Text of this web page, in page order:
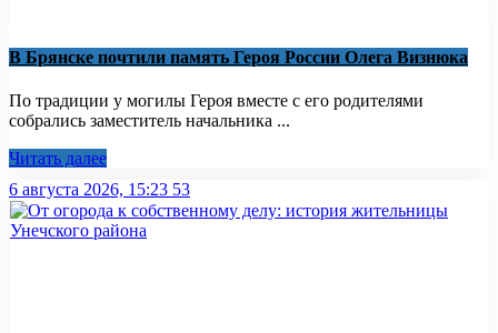
В Брянске почтили память Героя России Олега Визнюка
По традиции у могилы Героя вместе с его родителями
собрались заместитель начальника ...
Читать далее
6 августа 2026, 15:23 53